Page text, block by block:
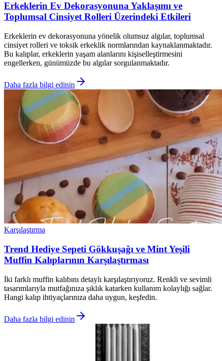
Erkeklerin Ev Dekorasyonuna Yaklaşımı ve
Toplumsal Cinsiyet Rolleri Üzerindeki Etkileri
Erkeklerin ev dekorasyonuna yönelik olumsuz algılar, toplumsal
cinsiyet rolleri ve toksik erkeklik normlarından kaynaklanmaktadır.
Bu kalıplar, erkeklerin yaşam alanlarını kişiselleştirmesini
engellerken, günümüzde bu algılar sorgulanmaktadır.
Daha fazla bilgi edinin
Karşılaştırma
Trend Hediye Sepeti Gökkuşağı ve Mint Yeşili
Muffin Kalıplarının Karşılaştırması
İki farklı muffin kalıbını detaylı karşılaştırıyoruz. Renkli ve sevimli
tasarımlarıyla mutfağınıza şıklık katarken kullanım kolaylığı sağlar.
Hangi kalıp ihtiyaçlarınıza daha uygun, keşfedin.
Daha fazla bilgi edinin